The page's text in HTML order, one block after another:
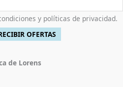
y políticas de privacidad.
de Lorens